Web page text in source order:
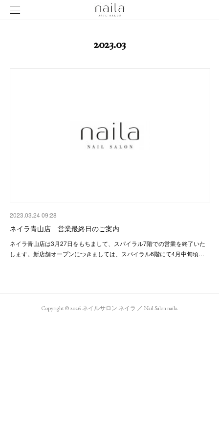
2023.03
2023.03.24 09:28
ネイラ青山店 営業最終日のご案内
ネイラ青山店は3月27日をもちまして、スパイラル7階での営業を終了いた
します。新店舗オープンにつきましては、スパイラル6階にて4月中旬頃…
Copyright ©2026 ネイルサロン ネイラ ／ Nail Salon naila.